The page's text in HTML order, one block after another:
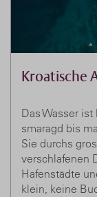
Kroatische
Das Wasser
smaragd bis
Sie durchs
verschlafenen
Hafenstädte
klein, keine